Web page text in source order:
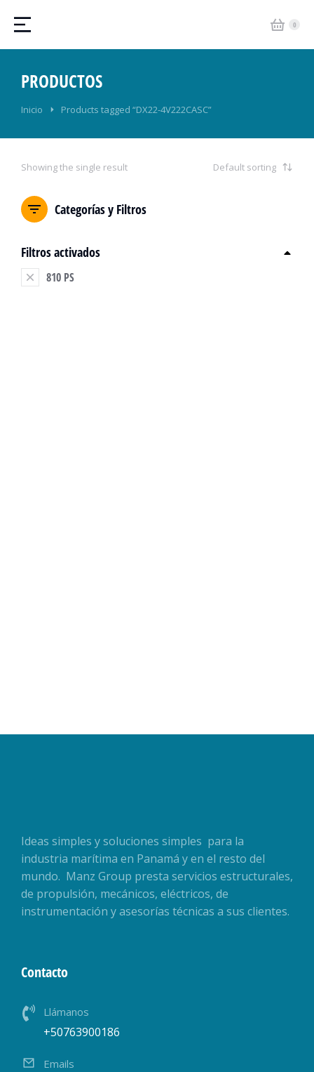
PRODUCTOS
Estás aquí:
Inicio Products tagged “DX22-4V222CASC”
Showing the single result
Categorías y Filtros
Filtros activados
810 PS
Ideas simples y soluciones simples para la
industria marítima en Panamá y en el resto del
mundo. Manz Group presta servicios estructurales,
de propulsión, mecánicos, eléctricos, de
instrumentación y asesorías técnicas a sus clientes.
Contacto
Llámanos
+50763900186
Emails